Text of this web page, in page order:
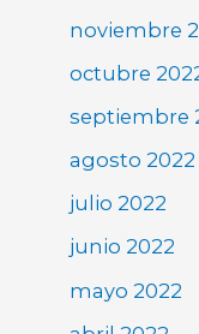
noviembre
octubre
septiembre
agosto 2022
julio 2022
junio 2022
mayo 2022